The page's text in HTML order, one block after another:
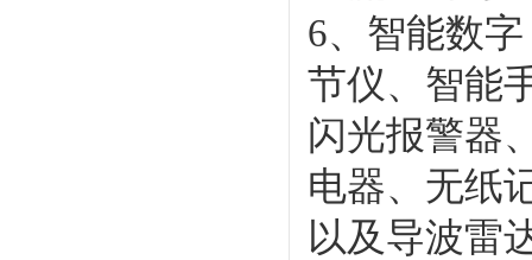
6、智能数
节仪、智能
闪光报警器
电器、无纸
以及导波雷